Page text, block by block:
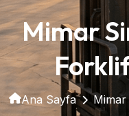
Mimar
Ana Sayfa Mimar